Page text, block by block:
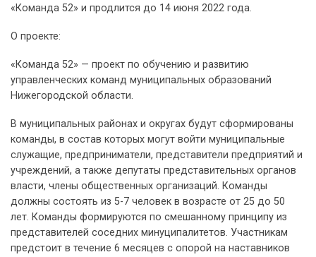
«Команда 52» и продлится до 14 июня 2022 года.
О проекте:
«Команда 52» — проект по обучению и развитию
управленческих команд муниципальных образований
Нижегородской области.
В муниципальных районах и округах будут сформированы
команды, в состав которых могут войти муниципальные
служащие, предприниматели, представители предприятий и
учреждений, а также депутаты представительных органов
власти, члены общественных организаций. Команды
должны состоять из 5-7 человек в возрасте от 25 до 50
лет. Команды формируются по смешанному принципу из
представителей соседних минуципалитетов. Участникам
предстоит в течение 6 месяцев с опорой на наставников